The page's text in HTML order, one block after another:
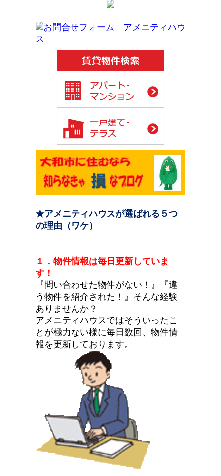
★アメニティハウスが選ばれる５つ
の理由（ワケ）
１．物件情報は毎日更新していま
す！
『問い合わせた物件がない！』『違
う物件を紹介された！』そんな経験
ありませんか？
アメニティハウスではそういったこ
とが極力ない様に毎日数回、物件情
報を更新しております。